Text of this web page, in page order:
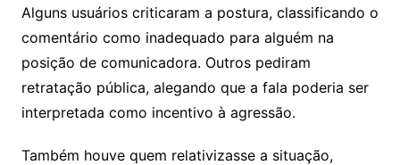
Alguns usuários criticaram a postura, classificando o
comentário como inadequado para alguém na
posição de comunicadora. Outros pediram
retratação pública, alegando que a fala poderia ser
interpretada como incentivo à agressão.
Também houve quem relativizasse a situação,